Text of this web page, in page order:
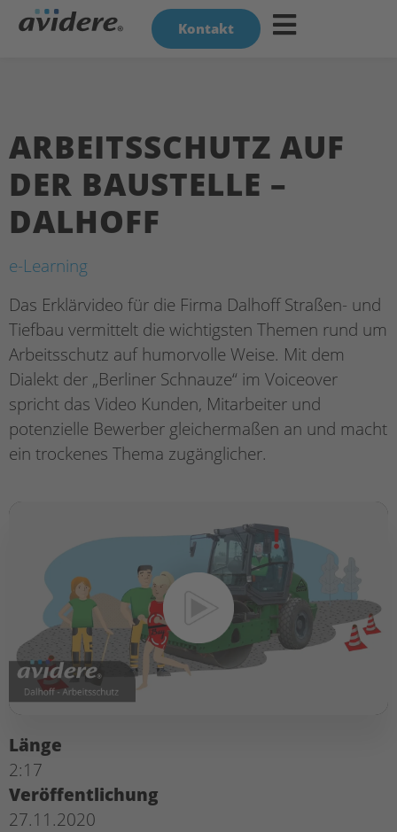
Kontakt
ARBEITSSCHUTZ AUF
DER BAUSTELLE –
DALHOFF
e-Learning
Das Erklärvideo für die Firma Dalhoff Straßen- und
Tiefbau vermittelt die wichtigsten Themen rund um
Arbeitsschutz auf humorvolle Weise. Mit dem
Dialekt der „Berliner Schnauze“ im Voiceover
spricht das Video Kunden, Mitarbeiter und
potenzielle Bewerber gleichermaßen an und macht
ein trockenes Thema zugänglicher.
Länge
2:17
Veröffentlichung
27.11.2020